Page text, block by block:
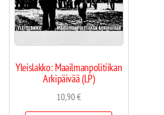
Yleislakko: Maailmanpolitiikan
Arkipäivää (LP)
10,90€